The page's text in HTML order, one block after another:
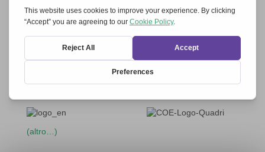
appoggiano l’iniziativaInsieme per l’Europa.
Claude Juncker, e il Segretario generale del Consiglio
d’Europa, Thorbjørn Jagland, sostengono la
Per più informazioni: downloadVideo-Messaggio
(altro…)